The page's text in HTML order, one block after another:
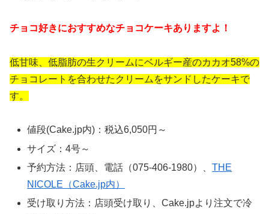
チョコ好きにおすすめなチョコケーキありますよ！
低甘味、低脂肪の生クリームにベルギー産のカカオ58%の
チョコレートを合わせたクリームをサンドしたケーキで
す。
値段(Cake.jp内)：税込6,050円～
サイズ：4号～
予約方法：店頭、電話（075-406-1980）、THE
NICOLE（Cake.jp内）
受け取り方法：店頭受け取り、Cake.jpより注文で冷